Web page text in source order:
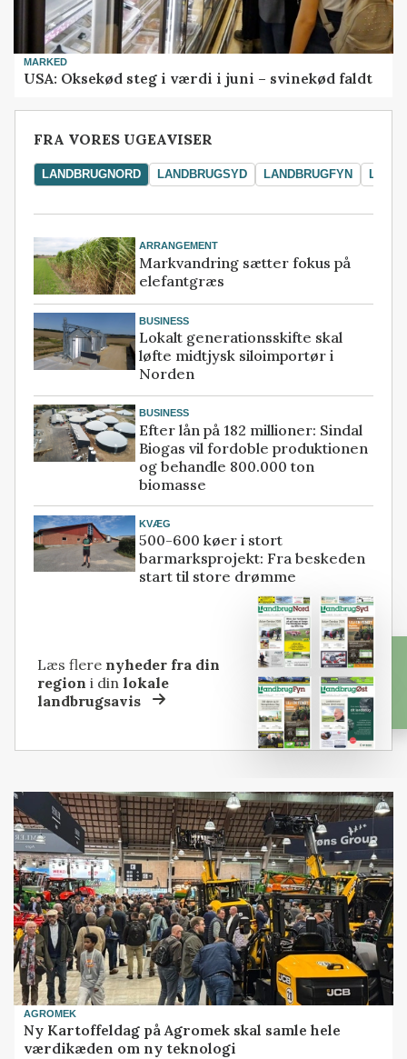
MARKED
USA: Oksekød steg i værdi i juni – svinekød faldt
FRA VORES UGEAVISER
LANDBRUGNORD LANDBRUGSYD LANDBRUGFYN
ARRANGEMENT
Markvandring sætter fokus på
elefantgræs
BUSINESS
Lokalt generationsskifte skal
løfte midtjysk siloimportør i
Norden
BUSINESS
Efter lån på 182 millioner: Sindal
Biogas vil fordoble produktionen
og behandle 800.000 ton
biomasse
KVÆG
500-600 køer i stort
barmarksprojekt: Fra beskeden
start til store drømme
Læs flere nyheder fra din
region i dinlokale
landbrugsavis
AGROMEK
Ny Kartoffeldag på Agromek skal samle hele
værdikæden om ny teknologi